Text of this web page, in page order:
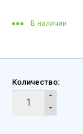
В наличии
Количество: